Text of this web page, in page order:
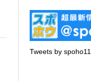
Tweets by spoho11